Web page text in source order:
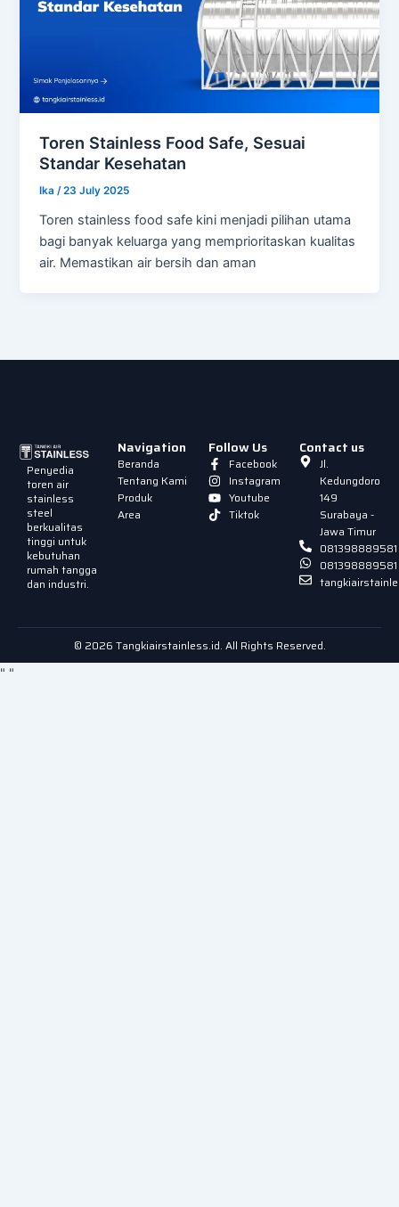
Toren Stainless Food Safe, Sesuai
Standar Kesehatan
Ika/23 July 2025
Toren stainless food safe kini menjadi pilihan utama
bagi banyak keluarga yang memprioritaskan kualitas
air. Memastikan air bersih dan aman
Penyedia
toren air
stainless
steel
berkualitas
tinggi untuk
kebutuhan
rumah tangga
dan industri.
Navigation
Beranda
Tentang Kami
Produk
Area
Follow Us
Facebook
Instagram
Youtube
Tiktok
Contact us
Jl.
Kedungdoro
149
Surabaya -
Jawa Timur
081398889581
081398889581
© 2026 Tangkiairstainless.id. All Rights Reserved.
" "